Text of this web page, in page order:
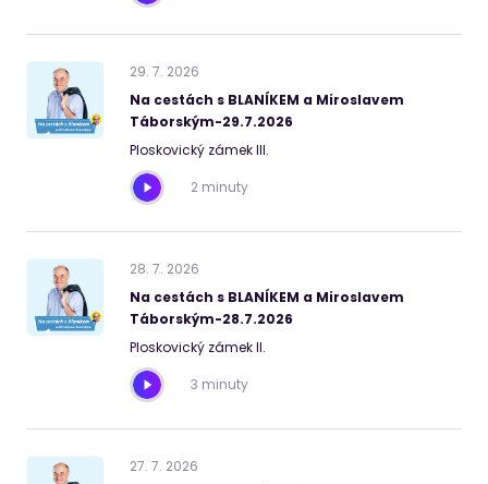
29. 7. 2026
Na cestách s BLANÍKEM a Miroslavem
Táborským-29.7.2026
Ploskovický zámek III.
2 minuty
28. 7. 2026
Na cestách s BLANÍKEM a Miroslavem
Táborským-28.7.2026
Ploskovický zámek II.
3 minuty
27. 7. 2026